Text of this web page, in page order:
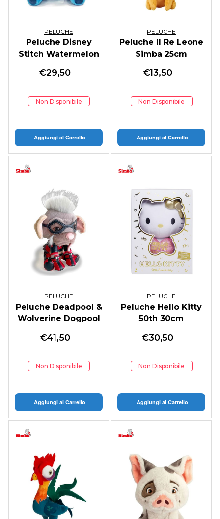
PELUCHE
Peluche Disney
Stitch Watermelon
€29,50
Non Disponibile
Aggiungi al Carrello
PELUCHE
Peluche Il Re Leone
Simba 25cm
€13,50
Non Disponibile
Aggiungi al Carrello
PELUCHE
Peluche Deadpool &
Wolverine Dogpool
€41,50
Non Disponibile
Aggiungi al Carrello
PELUCHE
Peluche Hello Kitty
50th 30cm
€30,50
Non Disponibile
Aggiungi al Carrello